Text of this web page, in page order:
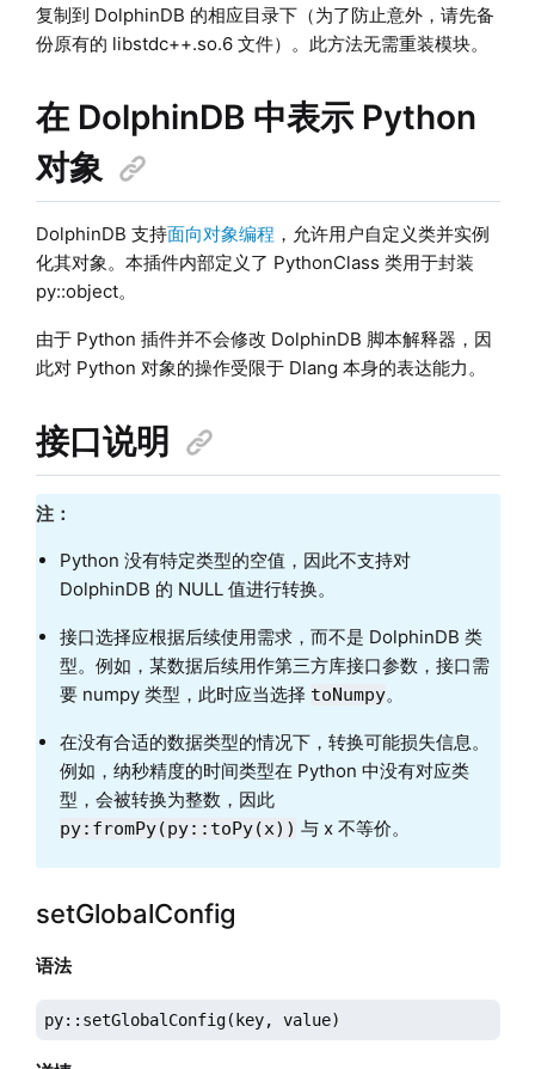
复制到 DolphinDB 的相应目录下（为了防止意外，请先备
份原有的 libstdc++.so.6 文件）。此方法无需重装模块。
在 DolphinDB 中表示 Python
对象
DolphinDB 支持面向对象编程 ，允许用户自定义类并实例
化其对象。本插件内部定义了 PythonClass 类用于封装
py::object。
由于 Python 插件并不会修改 DolphinDB 脚本解释器，因
此对 Python 对象的操作受限于 Dlang 本身的表达能力。
接口说明
注：
Python 没有特定类型的空值，因此不支持对
DolphinDB 的 NULL 值进行转换。
接口选择应根据后续使用需求，而不是 DolphinDB 类
型。例如，某数据后续用作第三方库接口参数，接口需
要 numpy 类型，此时应当选择 toNumpy。
在没有合适的数据类型的情况下，转换可能损失信息。
例如，纳秒精度的时间类型在 Python 中没有对应类
型，会被转换为整数，因此
py:fromPy(py::toPy(x)) 与 x 不等价。
setGlobalConfig
语法
py::setGlobalConfig(key, value)